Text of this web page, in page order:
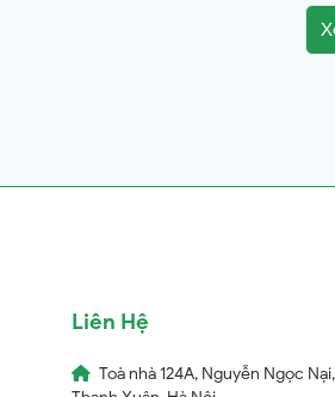
Liên Hệ
Toà nhà 124A, Nguyễn Ngọc Nại,